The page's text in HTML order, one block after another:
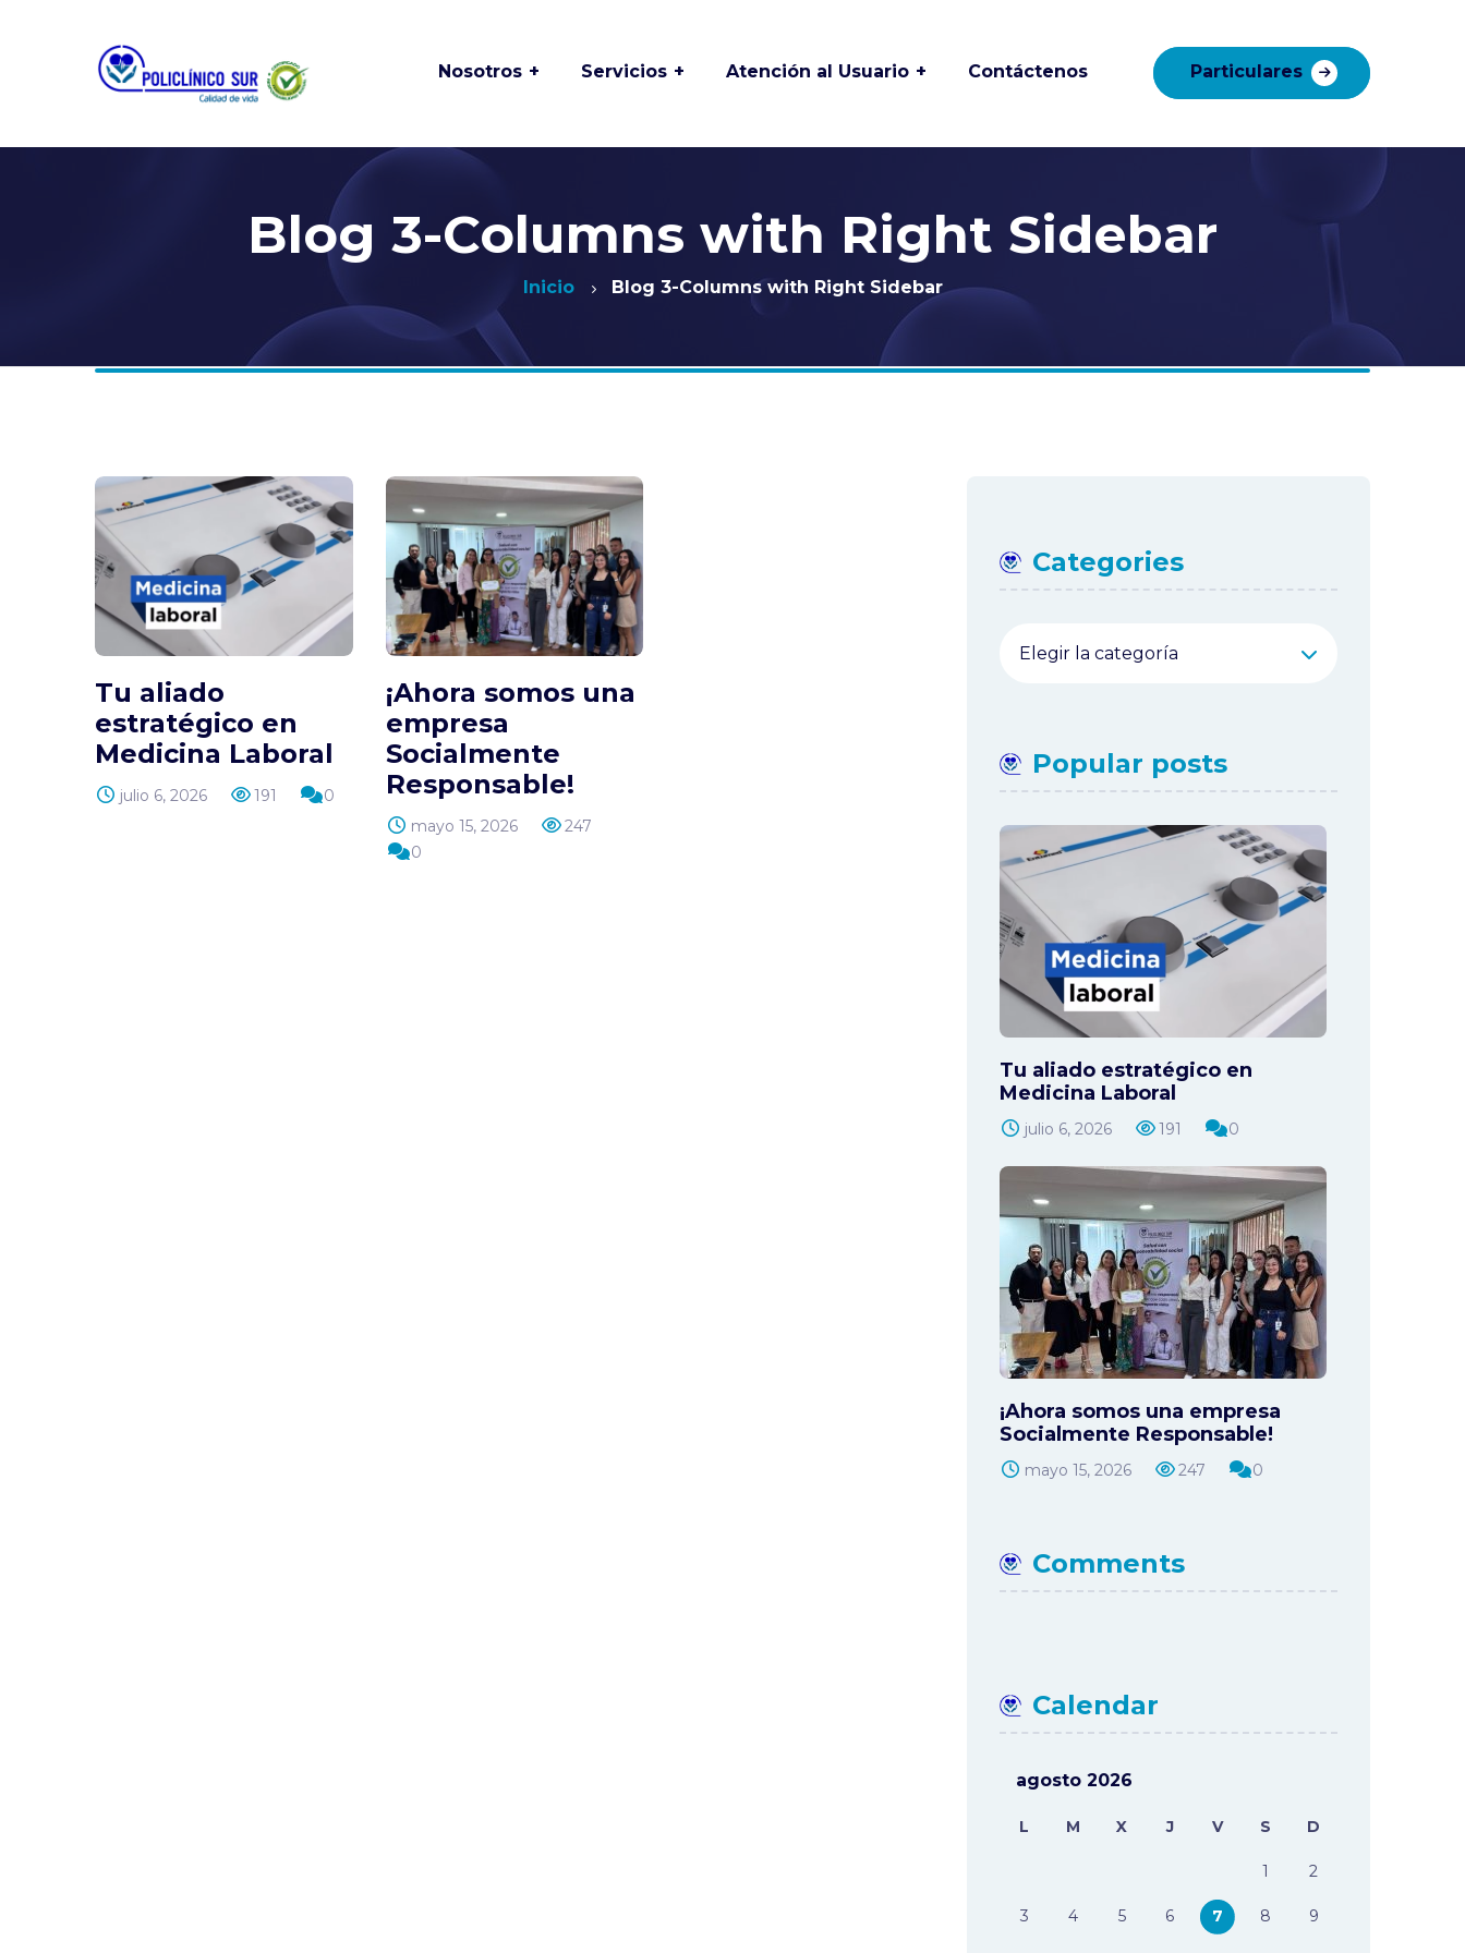
Nosotros
Misión, visión y
Historia
Financiera años
anteriores
Nuestras sedes
Solicitud de historia
Responsabilidad
Social Empresarial
Transparencia y
Documentos
Institucionales
Servicios
Proclínico
Portal Empresas
Mantenimiento de
equipos Biomédicos
Atención al Usuario
Deberes y derechos
de los usuarios
Preguntas frecuentes
Contáctenos Particulares
Blog 3-Columns with Right Sidebar
Inicio Blog 3-Columns with Right Sidebar
Tu aliado
estratégico en
Medicina Laboral
julio 6, 2026 191 0
¡Ahora somos una
empresa
Socialmente
Responsable!
mayo 15, 2026
247
0
Categories
Popular posts
Tu aliado estratégico en
Medicina Laboral
julio 6, 2026 191 0
¡Ahora somos una empresa
Socialmente Responsable!
mayo 15, 2026 247 0
Comments
Calendar
agosto 2026
L M X J V S D
1 2
3 4 5 6 7 8 9